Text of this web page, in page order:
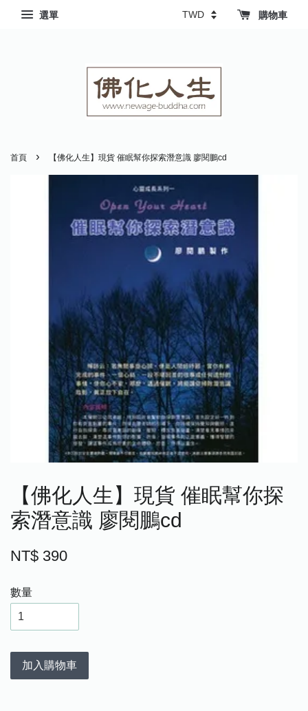
選單 購物車
首頁 › 【佛化人生】現貨 催眠幫你探索潛意識 廖閱鵬cd
【佛化人生】現貨 催眠幫你探
索潛意識 廖閱鵬cd
NT$ 390
數量
加入購物車